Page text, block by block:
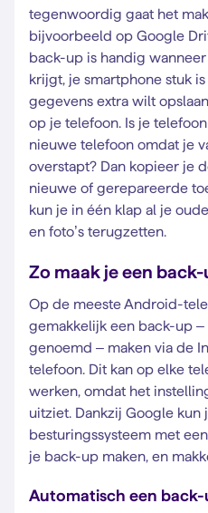
tegenwoordig gaat het
bijvoorbeeld op Google
back-up is handig
krijgt, je smartphone stuk
gegevens extra wilt
op je telefoon. Is je
nieuwe telefoon omdat je
overstapt? Dan kopieer je
nieuwe of gerepareerde
kun je in één klap al je
en foto’s terugzetten.
Zo maak je een
Op de meeste Android-
gemakkelijk een back-up
genoemd – maken via de
telefoon. Dit kan op elke
werken, omdat het
uitziet. Dankzij Google kun
besturingssysteem met
je back-up maken, en
Automatisch een back-